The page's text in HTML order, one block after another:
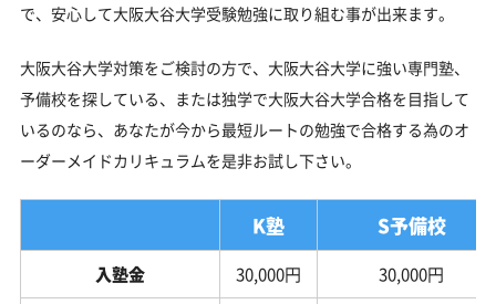
で、安心して大阪大谷大学受験勉強に取り組む事が出来ます。
大阪大谷大学対策をご検討の方で、大阪大谷大学に強い専門塾、
予備校を探している、または独学で大阪大谷大学合格を目指して
いるのなら、あなたが今から最短ルートの勉強で合格する為のオ
ーダーメイドカリキュラムを是非お試し下さい。
K塾 S予備校
入塾金 30,000円
30,000円